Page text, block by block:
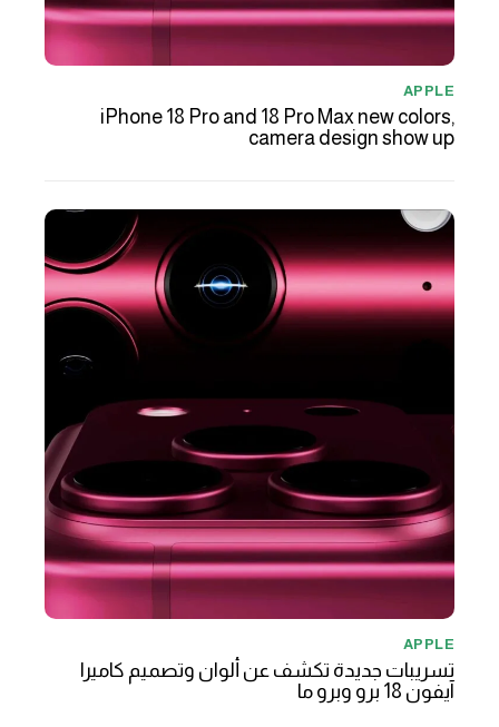
APPLE
iPhone 18 Pro and 18 Pro Max new colors,
camera design show up
APPLE
تسريبات جديدة تكشف عن ألوان وتصميم كاميرا
آيفون 18 برو وبرو ما